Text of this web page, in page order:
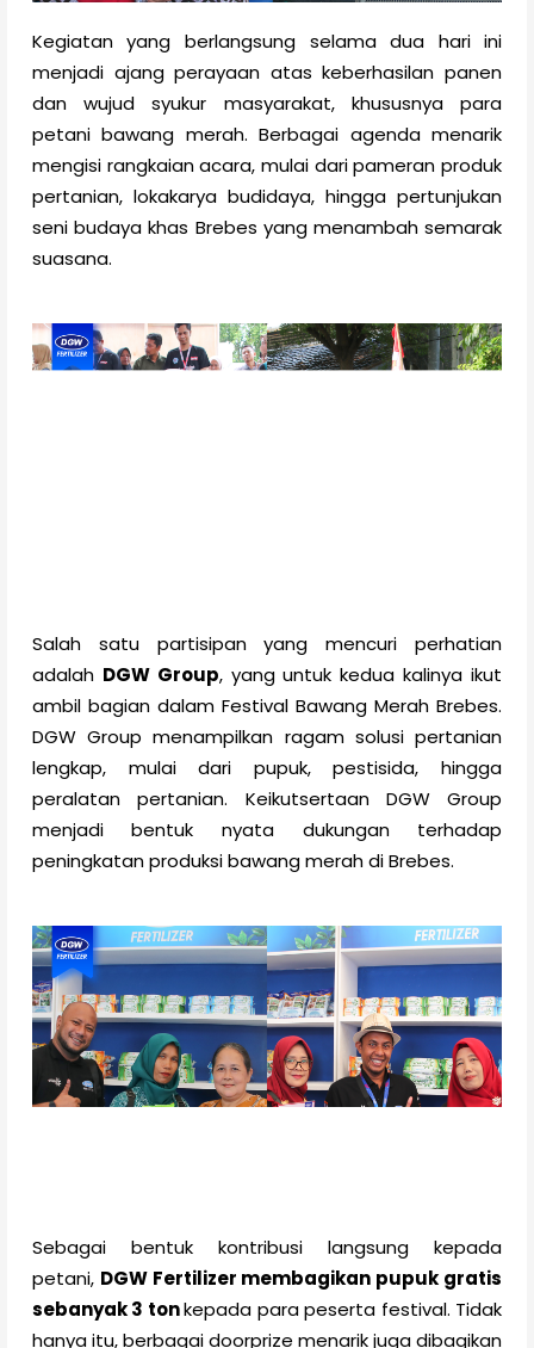
Kegiatan yang berlangsung selama dua hari ini
menjadi ajang perayaan atas keberhasilan panen
dan wujud syukur masyarakat, khususnya para
petani bawang merah. Berbagai agenda menarik
mengisi rangkaian acara, mulai dari pameran produk
pertanian, lokakarya budidaya, hingga pertunjukan
seni budaya khas Brebes yang menambah semarak
suasana.
Salah satu partisipan yang mencuri perhatian
adalah DGW Group, yang untuk kedua kalinya ikut
ambil bagian dalam Festival Bawang Merah Brebes.
DGW Group menampilkan ragam solusi pertanian
lengkap, mulai dari pupuk, pestisida, hingga
peralatan pertanian. Keikutsertaan DGW Group
menjadi bentuk nyata dukungan terhadap
peningkatan produksi bawang merah di Brebes.
Sebagai bentuk kontribusi langsung kepada
petani, DGW Fertilizer membagikan pupuk gratis
sebanyak 3 tonkepada para peserta festival. Tidak
hanya itu, berbagai doorprize menarik juga dibagikan